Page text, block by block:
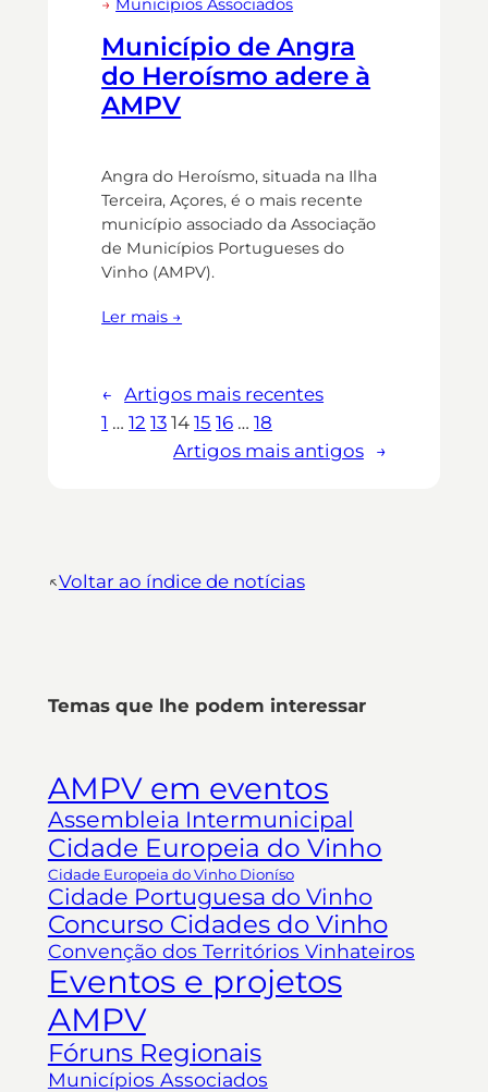
→ Municípios Associados
Município de Angra
do Heroísmo adere à
AMPV
Angra do Heroísmo, situada na Ilha
Terceira, Açores, é o mais recente
município associado da Associação
de Municípios Portugueses do
Vinho (AMPV).
Ler mais →
←
Artigos mais recentes
1 … 12 13 14 15 16 … 18
Artigos mais antigos
→
↖︎Voltar ao índice de notícias
Temas que lhe podem interessar
AMPV em eventos
Assembleia Intermunicipal
Cidade Europeia do Vinho
Cidade Europeia do Vinho Dioníso
Cidade Portuguesa do Vinho
Concurso Cidades do Vinho
Convenção dos Territórios Vinhateiros
Eventos e projetos
AMPV
Fóruns Regionais
Municípios Associados